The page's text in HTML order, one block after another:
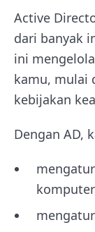
Active
dari banyak
ini
kamu, mulai
kebijakan
Dengan AD,